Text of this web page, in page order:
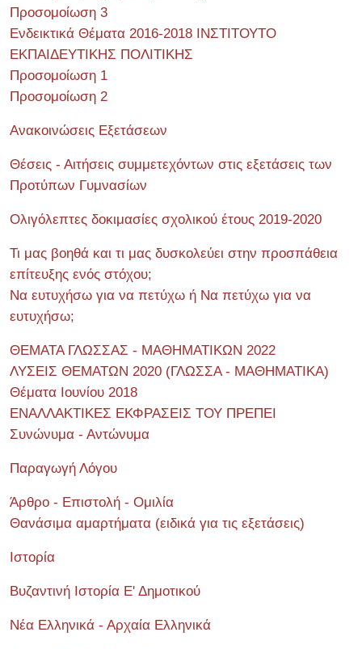
Προσομοίωση 3
Ενδεικτικά Θέματα 2016-2018 ΙΝΣΤΙΤΟΥΤΟ
ΕΚΠΑΙΔΕΥΤΙΚΗΣ ΠΟΛΙΤΙΚΗΣ
Προσομοίωση 1
Προσομοίωση 2
Ανακοινώσεις Εξετάσεων
Θέσεις - Αιτήσεις συμμετεχόντων στις εξετάσεις των
Προτύπων Γυμνασίων
Ολιγόλεπτες δοκιμασίες σχολικού έτους 2019-2020
Τι μας βοηθά και τι μας δυσκολεύει στην προσπάθεια
επίτευξης ενός στόχου;
Να ευτυχήσω για να πετύχω ή Να πετύχω για να
ευτυχήσω;
ΘΕΜΑΤΑ ΓΛΩΣΣΑΣ - ΜΑΘΗΜΑΤΙΚΩΝ 2022
ΛΥΣΕΙΣ ΘΕΜΑΤΩΝ 2020 (ΓΛΩΣΣΑ - ΜΑΘΗΜΑΤΙΚΑ)
Θέματα Ιουνίου 2018
ΕΝΑΛΛΑΚΤΙΚΕΣ ΕΚΦΡΑΣΕΙΣ ΤΟΥ ΠΡΕΠΕΙ
Συνώνυμα - Αντώνυμα
Παραγωγή Λόγου
Άρθρο - Επιστολή - Ομιλία
Θανάσιμα αμαρτήματα (ειδικά για τις εξετάσεις)
Ιστορία
Βυζαντινή Ιστορία Ε' Δημοτικού
Νέα Ελληνικά - Αρχαία Ελληνικά